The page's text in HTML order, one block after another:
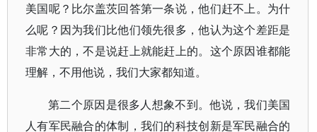
美国呢？比尔盖茨回答第一条说，他们赶不上。为什
么呢？因为我们比他们领先很多，他认为这个差距是
非常大的，不是说赶上就能赶上的。这个原因谁都能
理解，不用他说，我们大家都知道。
第二个原因是很多人想象不到。他说，我们美国
人有军民融合的体制，我们的科技创新是军民融合的